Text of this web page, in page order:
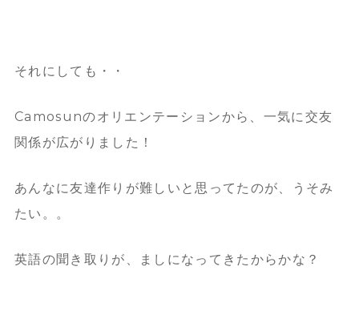
それにしても・・
Camosunのオリエンテーションから、 一気に交友
関係が広がりました！
あんなに友達作りが難しいと思ってたのが、うそみ
たい。。
英語の聞き取りが、ましになってきたからかな？